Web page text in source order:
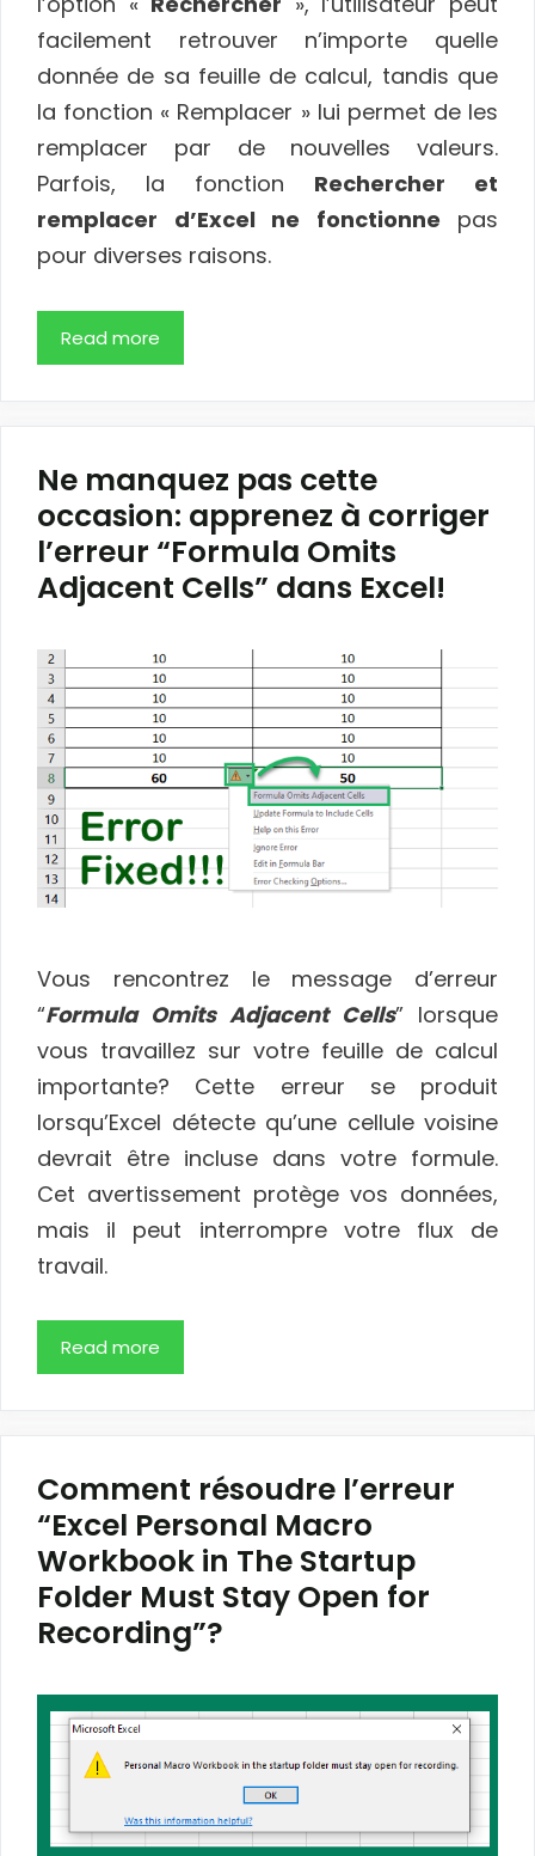
facilement retrouver n’importe quelle
donnée de sa feuille de calcul, tandis que
la fonction « Remplacer » lui permet de les
remplacer par de nouvelles valeurs.
Parfois, la fonction Rechercher et
remplacer d’Excel ne fonctionne pas
pour diverses raisons.
Read more
Ne manquez pas cette
occasion: apprenez à corriger
l’erreur “Formula Omits
Adjacent Cells” dans Excel!
Vous rencontrez le message d’erreur
“Formula Omits Adjacent Cells” lorsque
vous travaillez sur votre feuille de calcul
importante? Cette erreur se produit
lorsqu’Excel détecte qu’une cellule voisine
devrait être incluse dans votre formule.
Cet avertissement protège vos données,
mais il peut interrompre votre flux de
travail.
Read more
Comment résoudre l’erreur
“Excel Personal Macro
Workbook in The Startup
Folder Must Stay Open for
Recording”?